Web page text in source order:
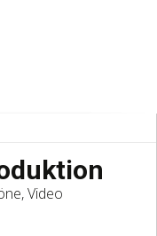
Video